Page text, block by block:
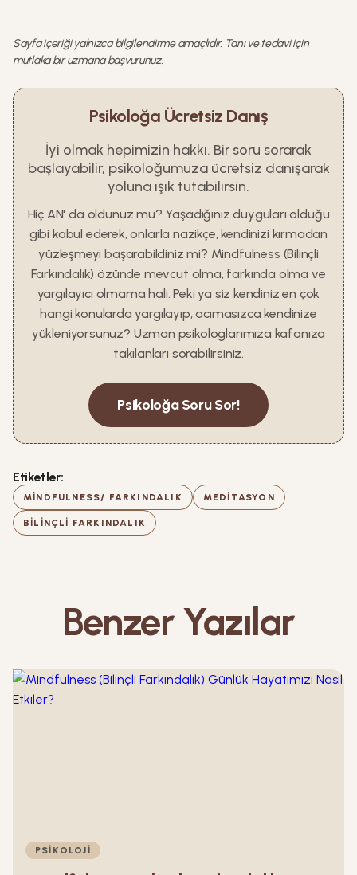
Sayfa içeriği yalnızca bilgilendirme amaçlıdır. Tanı ve tedavi için
mutlaka bir uzmana başvurunuz.
Psikoloğa Ücretsiz Danış
İyi olmak hepimizin hakkı. Bir soru sorarak
başlayabilir, psikoloğumuza ücretsiz danışarak
yoluna ışık tutabilirsin.
Hiç AN' da oldunuz mu? Yaşadığınız duyguları olduğu
gibi kabul ederek, onlarla nazikçe, kendinizi kırmadan
yüzleşmeyi başarabildiniz mi? Mindfulness (Bilinçli
Farkındalık) özünde mevcut olma, farkında olma ve
yargılayıcı olmama hali. Peki ya siz kendiniz en çok
hangi konularda yargılayıp, acımasızca kendinize
yükleniyorsunuz? Uzman psikologlarımıza kafanıza
takılanları sorabilirsiniz.
Psikoloğa Soru Sor!
Etiketler:
MINDFULNESS/ FARKINDALIK MEDITASYON
BILINÇLI FARKINDALIK
Benzer Yazılar
PSIKOLOJI